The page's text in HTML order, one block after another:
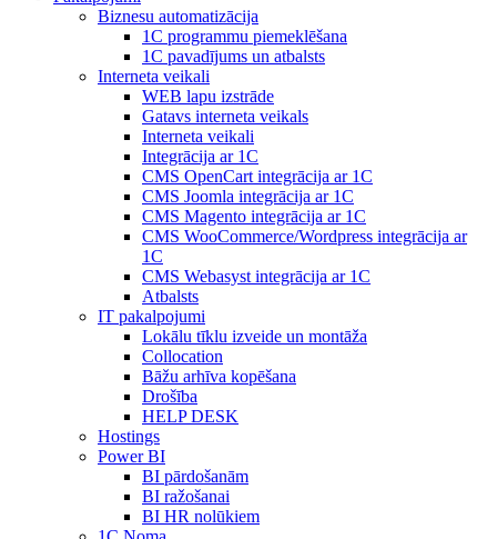
Biznesu automatizācija
1С programmu piemeklēšana
1С pavadījums un atbalsts
Interneta veikali
WEB lapu izstrāde
Gatavs interneta veikals
Interneta veikali
Integrācija ar 1C
CMS OpenCart integrācija ar 1C
CMS Joomla integrācija ar 1C
CMS Magento integrācija ar 1C
CMS WooCommerce/Wordpress integrācija ar
1C
CMS Webasyst integrācija ar 1C
Atbalsts
IT pakalpojumi
Lokālu tīklu izveide un montāža
Collocation
Bāžu arhīva kopēšana
Drošība
HELP DESK
Hostings
Power BI
BI pārdošanām
BI ražošanai
BI HR nolūkiem